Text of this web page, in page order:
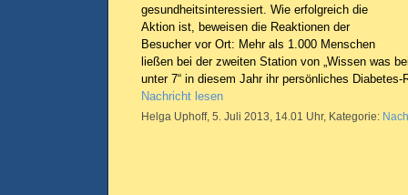
gesundheitsinteressiert. Wie erfolgreich die
Aktion ist, beweisen die Reaktionen der
Besucher vor Ort: Mehr als 1.000 Menschen
ließen bei der zweiten Station von „Wissen was
unter 7“ in diesem Jahr ihr persönliches
Nachricht lesen
Helga Uphoff, 5. Juli 2013, 14.01 Uhr, Kategorie: